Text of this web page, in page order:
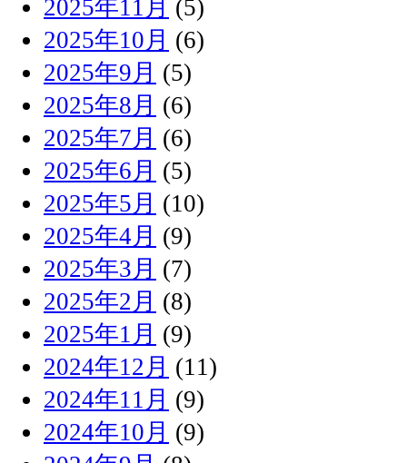
2025年11月 (5)
2025年10月 (6)
2025年9月 (5)
2025年8月 (6)
2025年7月 (6)
2025年6月 (5)
2025年5月 (10)
2025年4月 (9)
2025年3月 (7)
2025年2月 (8)
2025年1月 (9)
2024年12月 (11)
2024年11月 (9)
2024年10月 (9)